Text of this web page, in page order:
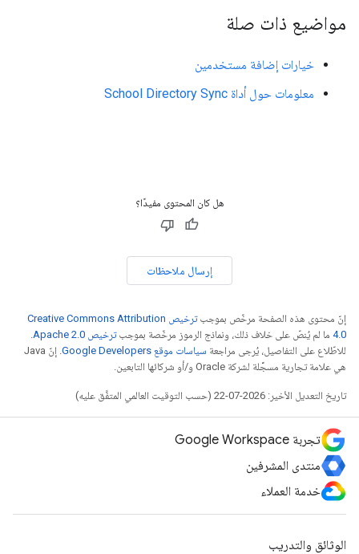
مواضيع ذات صلة
خيارات إضافة مستخدمين
معلومات حول أداة School Directory Sync
هل كان المحتوى مفيدًا؟
إرسال ملاحظات
إنّ محتوى هذه الصفحة مرخّص بموجب
ترخيص Creative Commons Attribution
4.0‏ ما لم يُنصّ على خلاف ذلك، ونماذج الرموز مرخّصة بموجبترخيص Apache 2.0‏
.
للاطّلاع على التفاصيل، يُرجى مراجعة سياسات موقع Google Developers‏
. إنّ Java
هي علامة تجارية مسجَّلة لشركة Oracle و/أو شركائها التابعين.
تاريخ التعديل الأخير: 2026-07-22 (حسب التوقيت العالمي المتفَّق عليه)
تجربة Google Workspace
منتدى المشرفين
خدمة العملاء
الوثائق والتدريب